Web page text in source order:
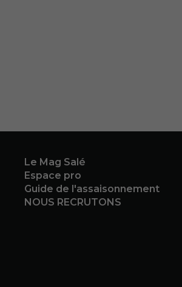
Le Mag Salé
Espace pro
Guide de l'assaisonnement
NOUS RECRUTONS